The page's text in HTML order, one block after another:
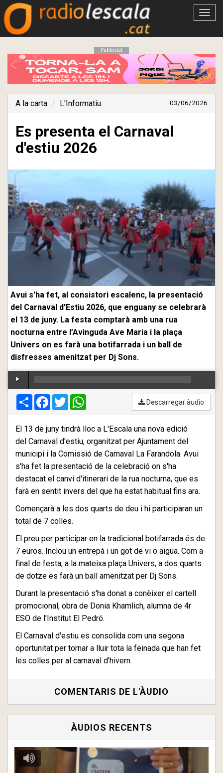
Obrir
Publicitat
A la carta L'Informatiu 03/06/2026
Es presenta el Carnaval
d'estiu 2026
Avui s'ha fet, al consistori escalenc, la presentació
del Carnaval d'Estiu 2026, que enguany se celebrarà
el 13 de juny. La festa comptarà amb una rua
nocturna entre l’Avinguda Ave Maria i la plaça
Univers on es farà una botifarrada i un ball de
disfresses amenitzat per Dj Sons.
00:00/ 00:00
CompartirFacebook
Twitter Descarregar àudio
El 13 de juny tindrà lloc a L'Escala una nova edició
del Carnaval d'estiu, organitzat per Ajuntament del
municipi i la Comissió de Carnaval La Farandola. Avui
s'ha fet la presentació de la celebració on s'ha
destacat el canvi d'itinerari de la rua nocturna, que es
farà en sentit invers del que ha estat habitual fins ara.
Començarà a les dos quarts de deu i hi participaran un
total de 7 colles.
El preu per participar en la tradicional botifarrada és de
7 euros. Inclou un entrepà i un got de vi o aigua. Com a
final de festa, a la mateixa plaça Univers, a dos quarts
de dotze es farà un ball amenitzat per Dj Sons.
Durant la presentació s'ha donat a conèixer el cartell
promocional, obra de Donia Khamlich, alumna de 4r
ESO de l'Institut El Pedró.
El Carnaval d'estiu es consolida com una segona
oportunitat per tornar a lluir tota la feinada que han fet
les colles per al carnaval d'hivern.
COMENTARIS DE L'ÀUDIO
ÀUDIOS RECENTS